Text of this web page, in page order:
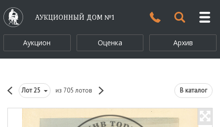
АУКЦИОННЫЙ ДОМ №1
Аукцион Оценка Архив
Лот25 из 705 лотов В каталог